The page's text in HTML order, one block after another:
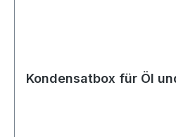
Kondensatbox für Öl